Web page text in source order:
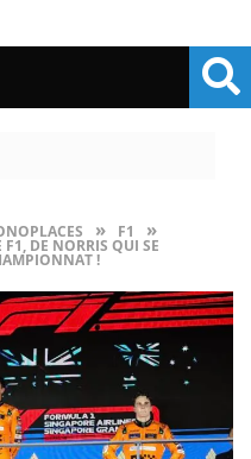
» F1 »
DE NORRIS QUI SE
!